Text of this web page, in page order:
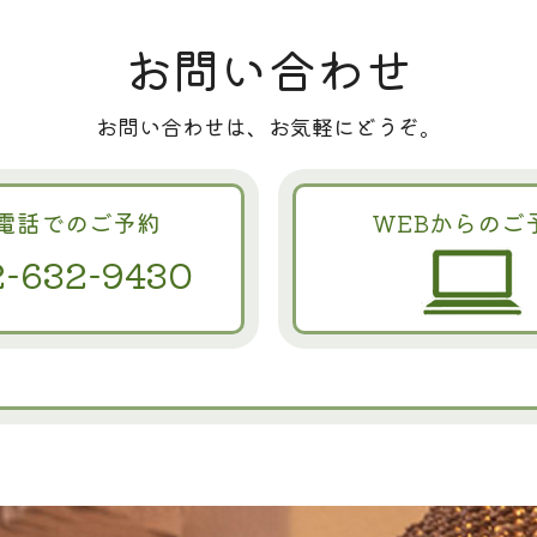
お問い合わせ
お問い合わせは、お気軽にどうぞ。
話でのご予約
632-9430
WEBからのご